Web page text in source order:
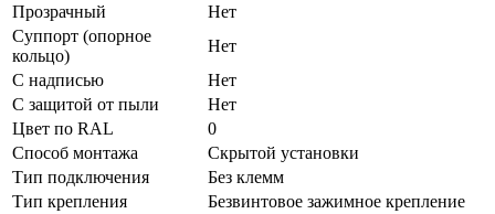
Прозрачный
Нет
Суппорт (опорное
кольцо)
Нет
С надписью
Нет
С защитой от пыли
Нет
Цвет по RAL
0
Способ монтажа
Скрытой установки
Тип подключения
Без клемм
Тип крепления
Безвинтовое зажимное крепление